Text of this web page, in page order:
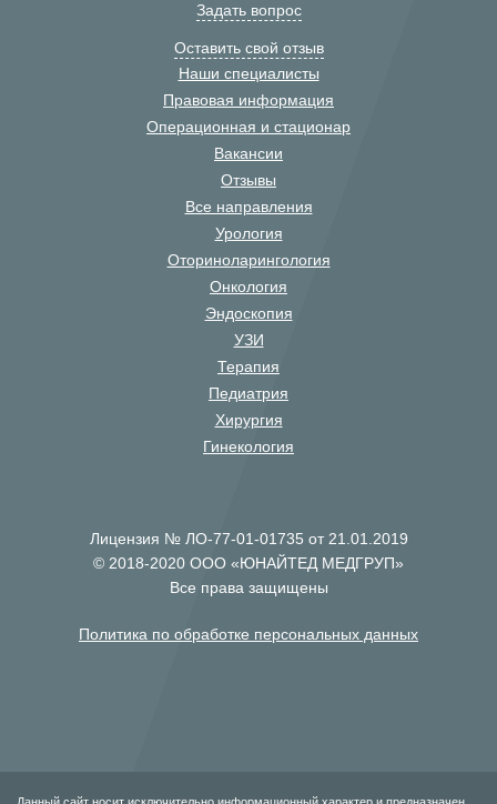
Задать вопрос
Оставить свой отзыв
Наши специалисты
Правовая информация
Операционная и стационар
Вакансии
Отзывы
Все направления
Урология
Оториноларингология
Онкология
Эндоскопия
УЗИ
Терапия
Педиатрия
Хирургия
Гинекология
Лицензия № ЛО-77-01-01735 от 21.01.2019
© 2018-2020 ООО «ЮНАЙТЕД МЕДГРУП»
Все права защищены
Политика по обработке персональных данных